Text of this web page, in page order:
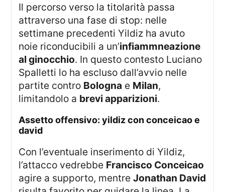
Il percorso verso la titolarità passa
attraverso una fase di stop: nelle
settimane precedenti Yildiz ha avuto
noie riconducibili a un’infiammneazione
al ginocchio. In questo contesto Luciano
Spalletti lo ha escluso dall’avvio nelle
partite contro Bologna e Milan,
limitandolo a brevi apparizioni.
assetto offensivo: yildiz con conceicao e
david
Con l’eventuale inserimento di Yildiz,
l’attacco vedrebbe Francisco Conceicao
agire a supporto, mentreJonathan David